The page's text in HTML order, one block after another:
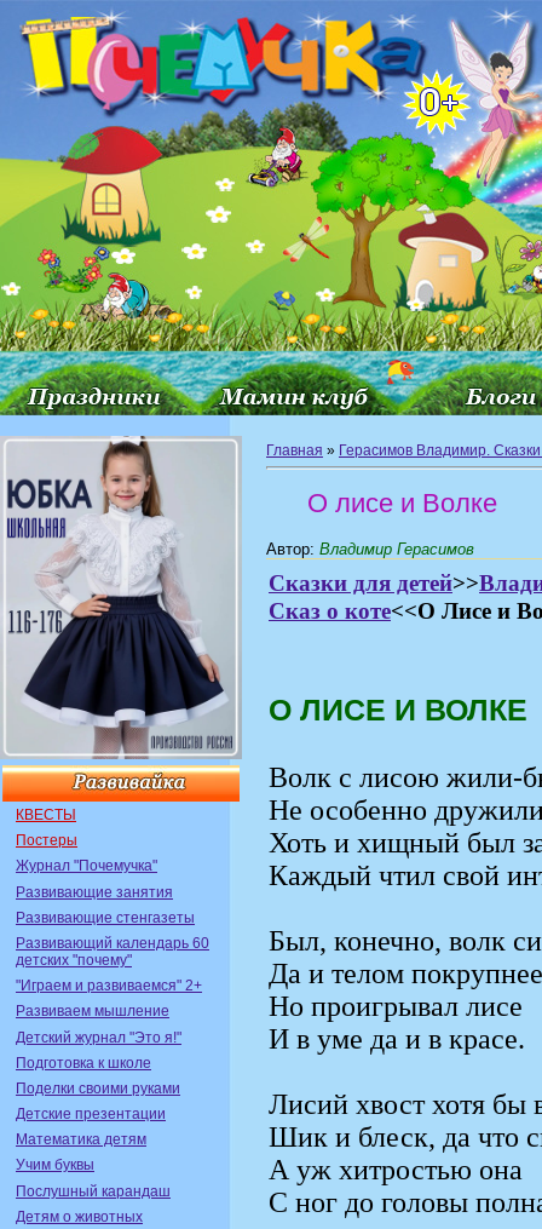
КВЕСТЫ
Постеры
Журнал "Почемучка"
Развивающие занятия
Развивающие стенгазеты
Развивающий календарь 60
детских "почему"
"Играем и развиваемся" 2+
Развиваем мышление
Детский журнал "Это я!"
Подготовка к школе
Поделки своими руками
Детские презентации
Математика детям
Учим буквы
Послушный карандаш
Детям о животных
Главная » Герасимов Владимир.
О лисе и Волке
Автор: Владимир Герасимов
Сказки для детей>>
Сказ о коте<<О Лисе и
О ЛИСЕ И ВОЛКЕ
Волк с лисою жили-
Не особенно
Хоть и хищный был
Каждый чтил свой
Был, конечно, волк
Да и телом
Но проигрывал лисе
И в уме да и в красе.
Лисий хвост хотя бы
Шик и блеск, да что
А уж хитростью она
С ног до головы